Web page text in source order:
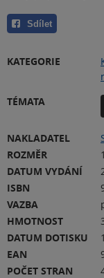
Sdílet
KATEGORIE
TÉMATA
NAKLADATEL
ROZMĚR
DATUM VYDÁNÍ
ISBN
VAZBA
HMOTNOST
DATUM DOTISKU
EAN
POČET STRAN